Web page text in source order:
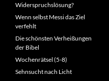
Widerspruchslösung?
Wenn selbst Messi das Ziel
verfehlt
Die schönsten Verheißungen
der Bibel
Wochenrätsel (5-8)
Sehnsucht nach Licht